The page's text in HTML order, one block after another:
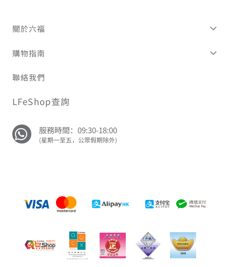
關於六福
購物指南
聯絡我們
LFeShop查詢
服務時間：09:30-18:00
(星期一至五，公眾假期除外)